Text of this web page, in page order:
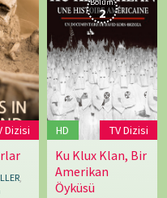
Dizisi HD
2
TV Dizisi
Ku Klux Klan, Bir
Amerikan
Öyküsü
06.10.2020
David
Korn
Brzoza